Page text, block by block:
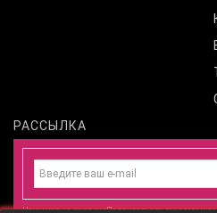
РАССЫЛКА
Нажимая на кнопку «Подписаться», вы